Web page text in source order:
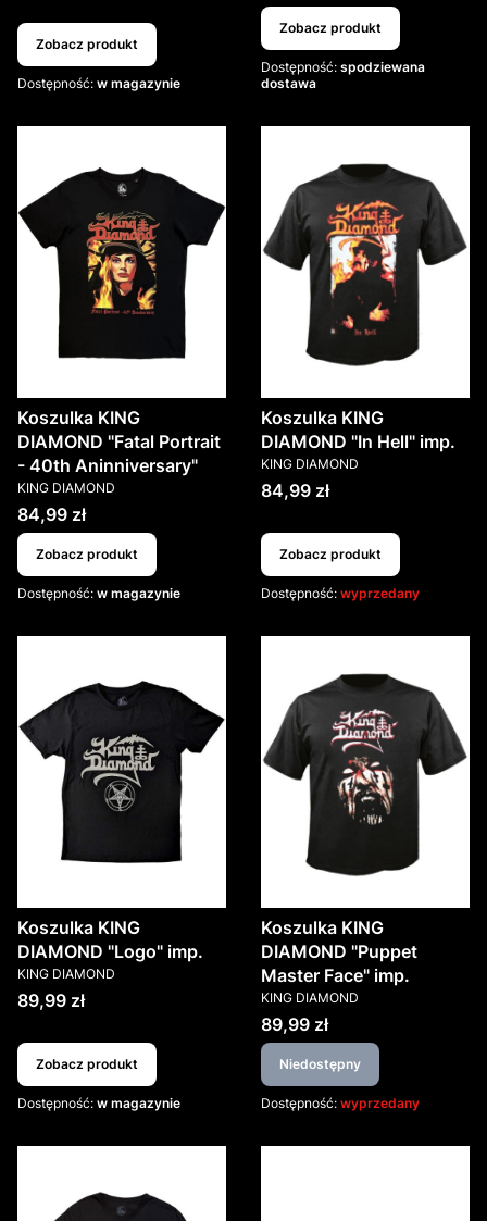
Zobacz produkt
Dostępność: w magazynie
Zobacz produkt
Dostępność: spodziewana
dostawa
Koszulka KING
DIAMOND "Fatal Portrait
- 40th Aninniversary"
PRODUCENT
KING DIAMOND
Cena
84,99 zł
Zobacz produkt
Dostępność: w magazynie
Koszulka KING
DIAMOND "In Hell" imp.
PRODUCENT
KING DIAMOND
Cena
84,99 zł
Zobacz produkt
Dostępność: wyprzedany
Koszulka KING
DIAMOND "Logo" imp.
PRODUCENT
KING DIAMOND
Cena
89,99 zł
Zobacz produkt
Dostępność: w magazynie
Koszulka KING
DIAMOND "Puppet
Master Face" imp.
PRODUCENT
KING DIAMOND
Cena
89,99 zł
Niedostępny
Dostępność: wyprzedany